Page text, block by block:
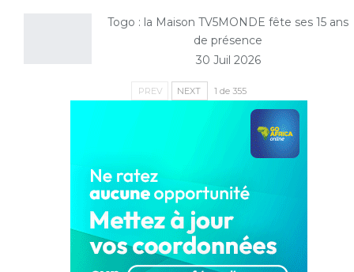
Togo : la Maison TV5MONDE fête ses 15 ans
de présence
30 Juil 2026
PREV NEXT 1 de 355